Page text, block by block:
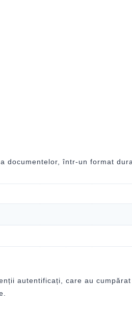
documentelor, într-un format
autentificați, care au